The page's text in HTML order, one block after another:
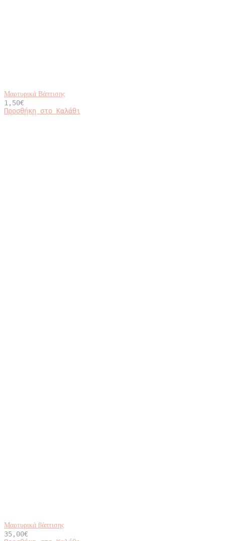
Μαρτυρικά Βάπτισης
1,50€
Προσθήκη στο Καλάθι
Μαρτυρικά βάπτισης
35,00€